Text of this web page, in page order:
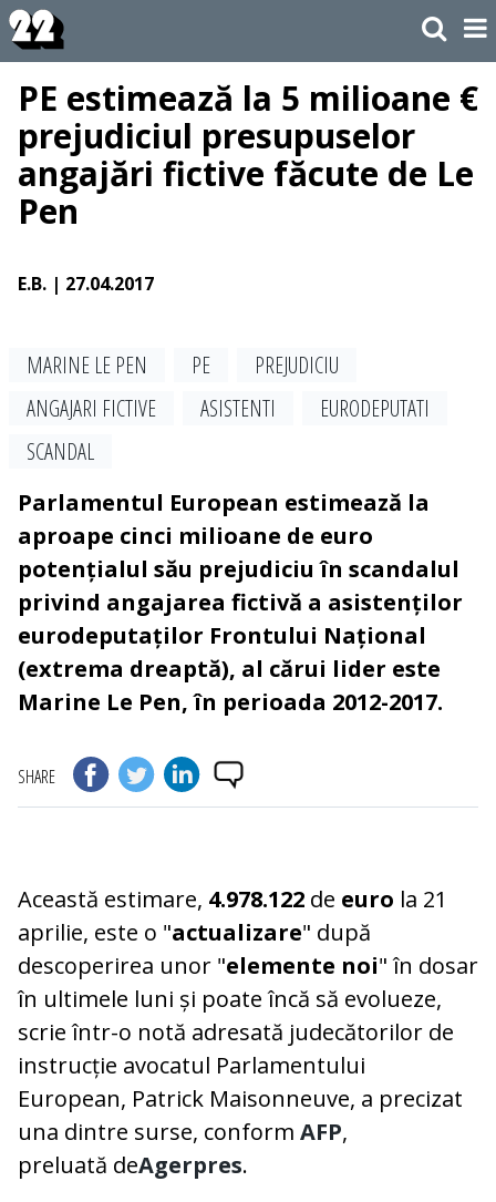
PE estimează la 5 milioane €
prejudiciul presupuselor
angajări fictive făcute de Le
Pen
E.B. | 27.04.2017
MARINE LE PEN PE
PREJUDICIU
ANGAJARI FICTIVE
ASISTENTI
EURODEPUTATI
SCANDAL
Parlamentul European estimează la
aproape cinci milioane de euro
potențialul său prejudiciu în scandalul
privind angajarea fictivă a asistenților
eurodeputaților Frontului Național
(extrema dreaptă), al cărui lider este
Marine Le Pen, în perioada 2012-2017.
SHARE
Această estimare, 4.978.122 de euro la 21
aprilie, este o "actualizare" după
descoperirea unor "elemente noi" în dosar
în ultimele luni și poate încă să evolueze,
scrie într-o notă adresată judecătorilor de
instrucție avocatul Parlamentului
European, Patrick Maisonneuve, a precizat
una dintre surse, conform AFP,
preluată deAgerpres.